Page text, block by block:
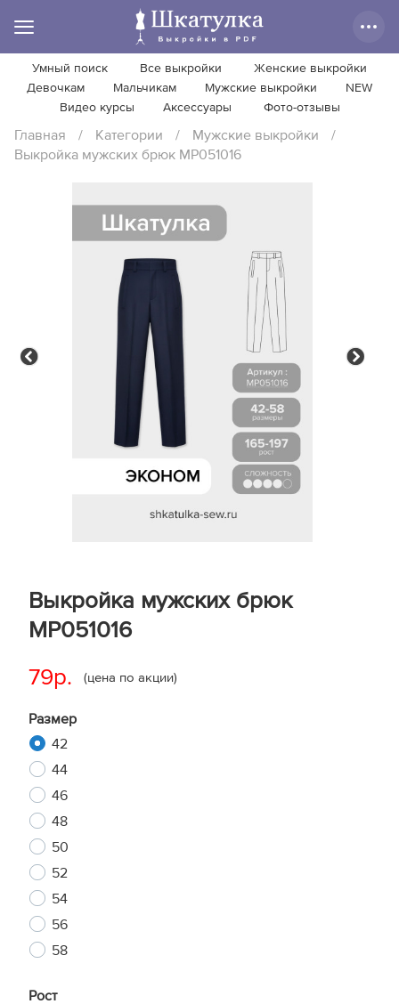
Умный поиск Все выкройки
Женские выкройки
Девочкам
Мальчикам Мужские выкройки
NEW
Видео курсы
Аксессуары Фото-отзывы
Главная / Категории / Мужские выкройки
/
Выкройка мужских брюк MP051016
Выкройка мужских брюк
MP051016
79р. (цена по акции)
Размер
42
44
46
48
50
52
54
56
58
Рост